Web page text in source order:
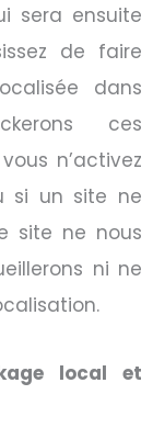
sera ensuite
de faire
dans
ces
n’activez
si un site ne
site ne nous
ni ne
local et